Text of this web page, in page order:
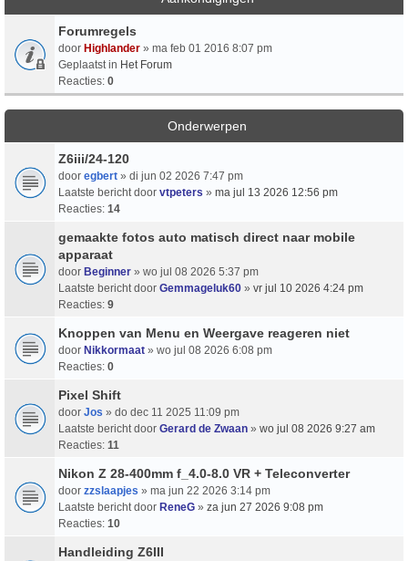
Forumregels
door Highlander » ma feb 01 2016 8:07 pm
Geplaatst in Het Forum
Reacties: 0
Onderwerpen
Z6iii/24-120
door egbert » di jun 02 2026 7:47 pm
Laatste bericht door vtpeters » ma jul 13 2026 12:56 pm
Reacties: 14
gemaakte fotos auto matisch direct naar mobile
apparaat
door Beginner » wo jul 08 2026 5:37 pm
Laatste bericht door Gemmageluk60 » vr jul 10 2026 4:24 pm
Reacties: 9
Knoppen van Menu en Weergave reageren niet
door Nikkormaat » wo jul 08 2026 6:08 pm
Reacties: 0
Pixel Shift
door Jos » do dec 11 2025 11:09 pm
Laatste bericht door Gerard de Zwaan » wo jul 08 2026 9:27 am
Reacties: 11
Nikon Z 28-400mm f_4.0-8.0 VR + Teleconverter
door zzslaapjes » ma jun 22 2026 3:14 pm
Laatste bericht door ReneG » za jun 27 2026 9:08 pm
Reacties: 10
Handleiding Z6III